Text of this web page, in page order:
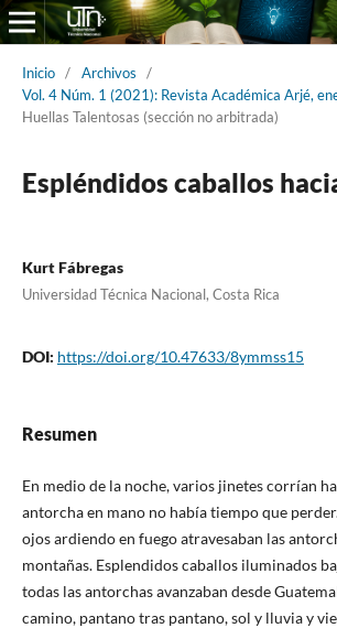
Inicio / Archivos
/
Vol. 4 Núm. 1 (2021): Revista Académica Arjé,
Huellas Talentosas (sección no arbitrada)
Espléndidos caballos
Kurt Fábregas
Universidad Técnica Nacional, Costa Rica
DOI: https://doi.org/10.47633/8ymmss15
Resumen
En medio de la noche, varios jinetes corrían
antorcha en mano no había tiempo que
ojos ardiendo en fuego atravesaban las
montañas. Esplendidos caballos iluminados
todas las antorchas avanzaban desde
camino, pantano tras pantano, sol y lluvia y